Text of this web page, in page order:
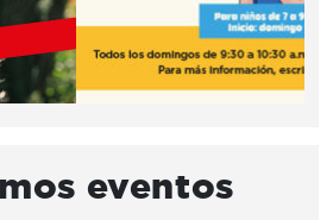
eventos